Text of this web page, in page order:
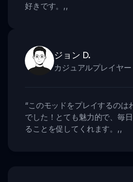
好きです。 ,,
ジョン D.
カジュアルプレイヤー
“このモッドをプレイするのは
でした！とても魅力的で、毎
ることを促してくれます。 ,,